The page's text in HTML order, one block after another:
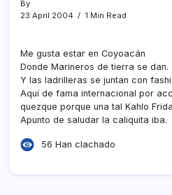
By
23 April 2004
1 Min Read
Me gusta estar en Coyoacán
Donde Marineros de tierra se dan.
Y las ladrilleras se juntan con
Aquí­ de fama internacional por
quezque porque una tal Kahlo Frida
Apunto de saludar la caliquita iba.
56 Han clachado